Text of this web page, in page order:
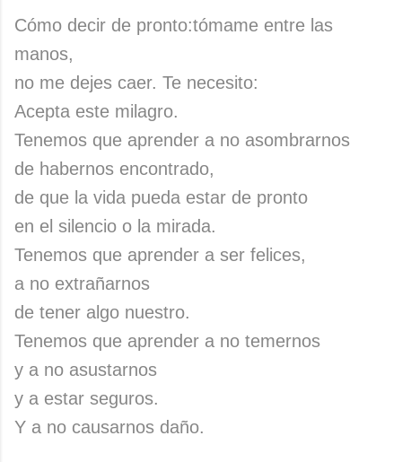
Cómo decir de pronto:tómame entre las
manos,
no me dejes caer. Te necesito:
Acepta este milagro.
Tenemos que aprender a no asombrarnos
de habernos encontrado,
de que la vida pueda estar de pronto
en el silencio o la mirada.
Tenemos que aprender a ser felices,
a no extrañarnos
de tener algo nuestro.
Tenemos que aprender a no temernos
y a no asustarnos
y a estar seguros.
Y a no causarnos daño.